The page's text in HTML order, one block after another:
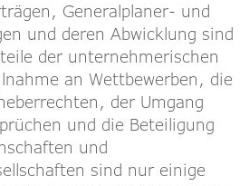
Generalplaner- und
und deren Abwicklung sind
der unternehmerischen
an Wettbewerben, die
der Umgang
und die Beteiligung
und
sind nur einige